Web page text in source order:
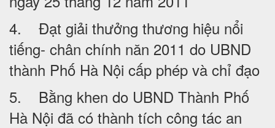
4. Đạt giải thưởng thương hiệu nổi
tiếng- chân chính năn 2011 do UBND
thành Phố Hà Nội cấp phép và chỉ đạo
5. Bằng khen do UBND Thành Phố
Hà Nội đã có thành tích công tác an